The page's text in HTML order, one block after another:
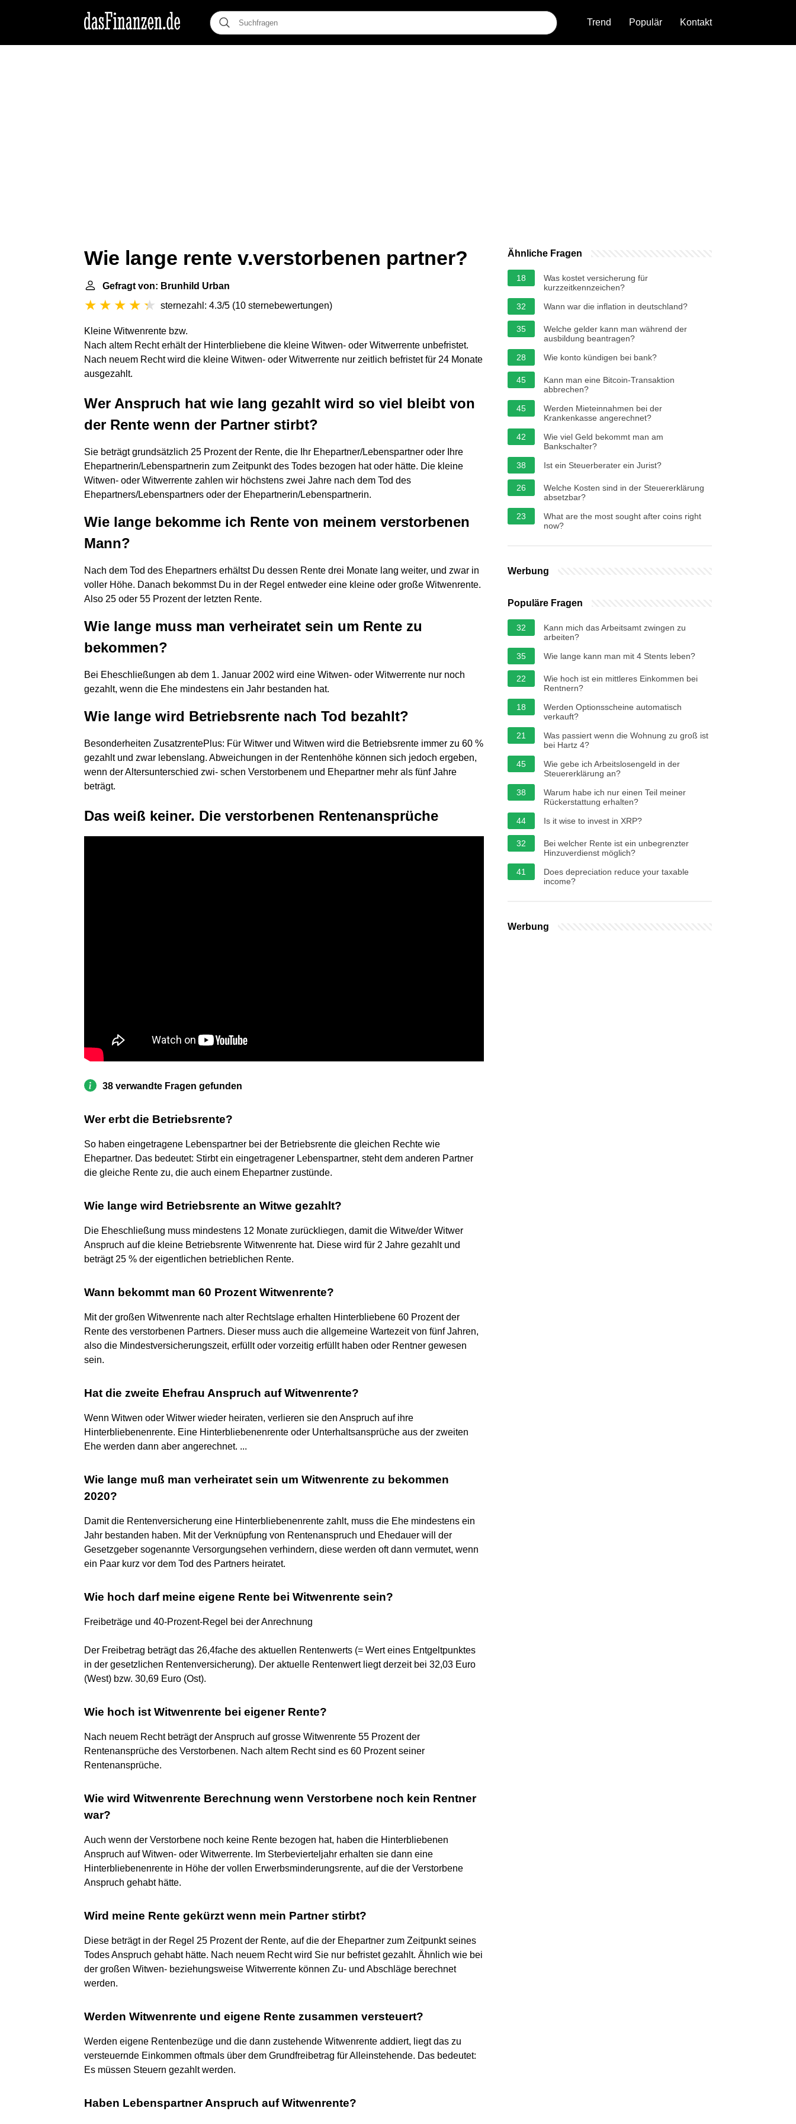
Trend Populär Kontakt
Wie lange rente v.verstorbenen partner?
Gefragt von: Brunhild Urban
sternezahl: 4.3/5 (10 sternebewertungen)
Kleine Witwenrente bzw.
Nach altem Recht erhält der Hinterbliebene die kleine Witwen- oder Witwerrente unbefristet.
Nach neuem Recht wird die kleine Witwen- oder Witwerrente nur zeitlich befristet für 24 Monate
ausgezahlt.
Wer Anspruch hat wie lang gezahlt wird so viel bleibt von
der Rente wenn der Partner stirbt?
Sie beträgt grundsätzlich 25 Prozent der Rente, die Ihr Ehepartner/Lebenspartner oder Ihre
Ehepartnerin/Lebenspartnerin zum Zeitpunkt des Todes bezogen hat oder hätte. Die kleine
Witwen- oder Witwerrente zahlen wir höchstens zwei Jahre nach dem Tod des
Ehepartners/Lebenspartners oder der Ehepartnerin/Lebenspartnerin.
Wie lange bekomme ich Rente von meinem verstorbenen
Mann?
Nach dem Tod des Ehepartners erhältst Du dessen Rente drei Monate lang weiter, und zwar in
voller Höhe. Danach bekommst Du in der Regel entweder eine kleine oder große Witwenrente.
Also 25 oder 55 Prozent der letzten Rente.
Wie lange muss man verheiratet sein um Rente zu
bekommen?
Bei Eheschließungen ab dem 1. Januar 2002 wird eine Witwen- oder Witwerrente nur noch
gezahlt, wenn die Ehe mindestens ein Jahr bestanden hat.
Wie lange wird Betriebsrente nach Tod bezahlt?
Besonderheiten ZusatzrentePlus: Für Witwer und Witwen wird die Betriebsrente immer zu 60 %
gezahlt und zwar lebenslang. Abweichungen in der Rentenhöhe können sich jedoch ergeben,
wenn der Altersunterschied zwi- schen Verstorbenem und Ehepartner mehr als fünf Jahre
beträgt.
Das weiß keiner. Die verstorbenen Rentenansprüche
38 verwandte Fragen gefunden
Wer erbt die Betriebsrente?
So haben eingetragene Lebenspartner bei der Betriebsrente die gleichen Rechte wie
Ehepartner. Das bedeutet: Stirbt ein eingetragener Lebenspartner, steht dem anderen Partner
die gleiche Rente zu, die auch einem Ehepartner zustünde.
Wie lange wird Betriebsrente an Witwe gezahlt?
Die Eheschließung muss mindestens 12 Monate zurückliegen, damit die Witwe/der Witwer
Anspruch auf die kleine Betriebsrente Witwenrente hat. Diese wird für 2 Jahre gezahlt und
beträgt 25 % der eigentlichen betrieblichen Rente.
Wann bekommt man 60 Prozent Witwenrente?
Mit der großen Witwenrente nach alter Rechtslage erhalten Hinterbliebene 60 Prozent der
Rente des verstorbenen Partners. Dieser muss auch die allgemeine Wartezeit von fünf Jahren,
also die Mindestversicherungszeit, erfüllt oder vorzeitig erfüllt haben oder Rentner gewesen
sein.
Hat die zweite Ehefrau Anspruch auf Witwenrente?
Wenn Witwen oder Witwer wieder heiraten, verlieren sie den Anspruch auf ihre
Hinterbliebenenrente. Eine Hinterbliebenenrente oder Unterhaltsansprüche aus der zweiten
Ehe werden dann aber angerechnet. ...
Wie lange muß man verheiratet sein um Witwenrente zu bekommen
2020?
Damit die Rentenversicherung eine Hinterbliebenenrente zahlt, muss die Ehe mindestens ein
Jahr bestanden haben. Mit der Verknüpfung von Rentenanspruch und Ehedauer will der
Gesetzgeber sogenannte Versorgungsehen verhindern, diese werden oft dann vermutet, wenn
ein Paar kurz vor dem Tod des Partners heiratet.
Wie hoch darf meine eigene Rente bei Witwenrente sein?
Freibeträge und 40-Prozent-Regel bei der Anrechnung
Der Freibetrag beträgt das 26,4fache des aktuellen Rentenwerts (= Wert eines Entgeltpunktes
in der gesetzlichen Rentenversicherung). Der aktuelle Rentenwert liegt derzeit bei 32,03 Euro
(West) bzw. 30,69 Euro (Ost).
Wie hoch ist Witwenrente bei eigener Rente?
Nach neuem Recht beträgt der Anspruch auf grosse Witwenrente 55 Prozent der
Rentenansprüche des Verstorbenen. Nach altem Recht sind es 60 Prozent seiner
Rentenansprüche.
Wie wird Witwenrente Berechnung wenn Verstorbene noch kein Rentner
war?
Auch wenn der Verstorbene noch keine Rente bezogen hat, haben die Hinterbliebenen
Anspruch auf Witwen- oder Witwerrente. Im Sterbevierteljahr erhalten sie dann eine
Hinterbliebenenrente in Höhe der vollen Erwerbsminderungsrente, auf die der Verstorbene
Anspruch gehabt hätte.
Wird meine Rente gekürzt wenn mein Partner stirbt?
Diese beträgt in der Regel 25 Prozent der Rente, auf die der Ehepartner zum Zeitpunkt seines
Todes Anspruch gehabt hätte. Nach neuem Recht wird Sie nur befristet gezahlt. Ähnlich wie bei
der großen Witwen- beziehungsweise Witwerrente können Zu- und Abschläge berechnet
werden.
Werden Witwenrente und eigene Rente zusammen versteuert?
Werden eigene Rentenbezüge und die dann zustehende Witwenrente addiert, liegt das zu
versteuernde Einkommen oftmals über dem Grundfreibetrag für Alleinstehende. Das bedeutet:
Es müssen Steuern gezahlt werden.
Haben Lebenspartner Anspruch auf Witwenrente?
Ähnliche Fragen
18
Was kostet versicherung für
kurzzeitkennzeichen?
32
Wann war die inflation in deutschland?
35
Welche gelder kann man während der
ausbildung beantragen?
28
Wie konto kündigen bei bank?
45
Kann man eine Bitcoin-Transaktion
abbrechen?
45
Werden Mieteinnahmen bei der
Krankenkasse angerechnet?
42
Wie viel Geld bekommt man am
Bankschalter?
38
Ist ein Steuerberater ein Jurist?
26
Welche Kosten sind in der Steuererklärung
absetzbar?
23
What are the most sought after coins right
now?
Werbung
Populäre Fragen
32
Kann mich das Arbeitsamt zwingen zu
arbeiten?
35
Wie lange kann man mit 4 Stents leben?
22
Wie hoch ist ein mittleres Einkommen bei
Rentnern?
18
Werden Optionsscheine automatisch
verkauft?
21
Was passiert wenn die Wohnung zu groß ist
bei Hartz 4?
45
Wie gebe ich Arbeitslosengeld in der
Steuererklärung an?
38
Warum habe ich nur einen Teil meiner
Rückerstattung erhalten?
44
Is it wise to invest in XRP?
32
Bei welcher Rente ist ein unbegrenzter
Hinzuverdienst möglich?
41
Does depreciation reduce your taxable
income?
Werbung